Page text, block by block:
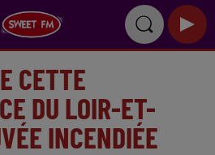
CETTE
DU LOIR-ET-
INCENDIÉE